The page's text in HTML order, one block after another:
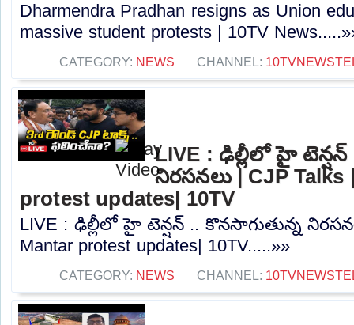
Dharmendra Pradhan resigns as Union
massive student protests | 10TV
CATEGORY: NEWS CHANNEL:
LIVE : ఢిల్లీలో హై టెన్షన్
నిరసనలు | CJP Talks
protest updates| 10TV
LIVE : ఢిల్లీలో హై టెన్షన్ .. కొనసాగుతున్న
Mantar protest updates| 10TV.....»»
CATEGORY: NEWS CHANNEL: